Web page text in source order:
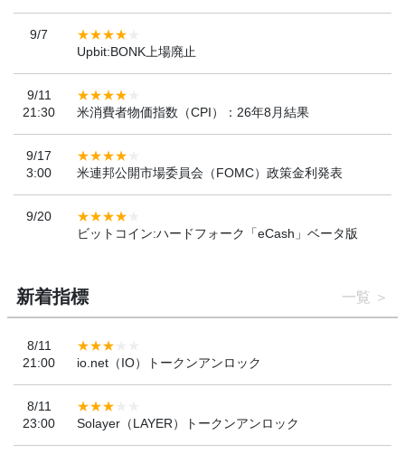
9/7
Upbit:BONK上場廃止
9/11
21:30
米消費者物価指数（CPI）：26年8月結果
9/17
3:00
米連邦公開市場委員会（FOMC）政策金利発表
9/20
ビットコイン:ハードフォーク「eCash」ベータ版
新着指標 一覧
8/11
21:00
io.net（IO）トークンアンロック
8/11
23:00
Solayer（LAYER）トークンアンロック